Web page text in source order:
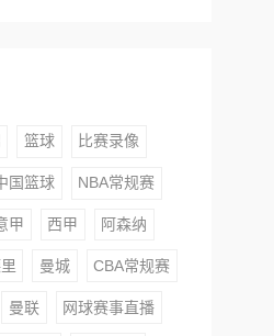
篮球 比赛录像
国篮球 NBA常规赛
甲 西甲 阿森纳
曼城 CBA常规赛
曼联 网球赛事直播